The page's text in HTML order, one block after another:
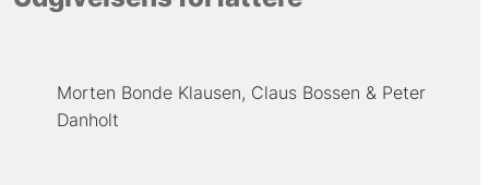
Morten Bonde Klausen Claus Bossen
Peter
Danholt